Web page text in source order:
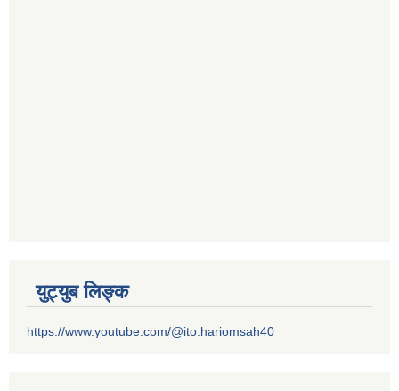
युट्युब लिङ्क
https://www.youtube.com/@ito.hariomsah40